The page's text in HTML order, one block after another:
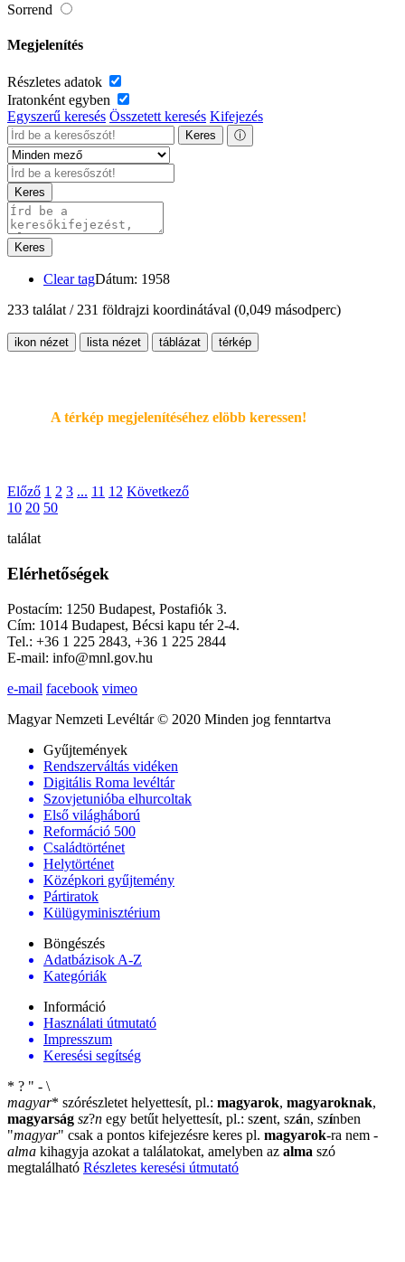
Sorrend
Megjelenítés
Részletes adatok
Iratonként egyben
Egyszerű keresés Összetett keresés Kifejezés
Keres ⓘ
Keres
Keres
Clear tagDátum: 1958
233 találat / 231 földrajzi koordinátával (0,049 másodperc)
ikon nézet lista nézet táblázat térkép
A térkép megjelenítéséhez elöbb keressen!
Előző 1 2 3 ... 11 12 Következő
10 20 50
találat
Elérhetőségek
Postacím: 1250 Budapest, Postafiók 3.
Cím: 1014 Budapest, Bécsi kapu tér 2-4.
Tel.: +36 1 225 2843, +36 1 225 2844
E-mail: info@mnl.gov.hu
e-mail facebook vimeo
Magyar Nemzeti Levéltár © 2020 Minden jog fenntartva
Gyűjtemények
Rendszerváltás vidéken
Digitális Roma levéltár
Szovjetunióba elhurcoltak
Első világháború
Reformáció 500
Családtörténet
Helytörténet
Középkori gyűjtemény
Pártiratok
Külügyminisztérium
Böngészés
Adatbázisok A-Z
Kategóriák
Információ
Használati útmutató
Impresszum
Keresési segítség
* ? " - \
magyar* szórészletet helyettesít, pl.: magyarok, magyaroknak,
magyarság sz?n egy betűt helyettesít, pl.: szent, szán, színben
"magyar" csak a pontos kifejezésre keres pl. magyarok-ra nem -
alma kihagyja azokat a találatokat, amelyben az alma szó
megtalálható Részletes keresési útmutató